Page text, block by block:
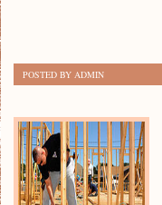
POSTED BY ADMIN